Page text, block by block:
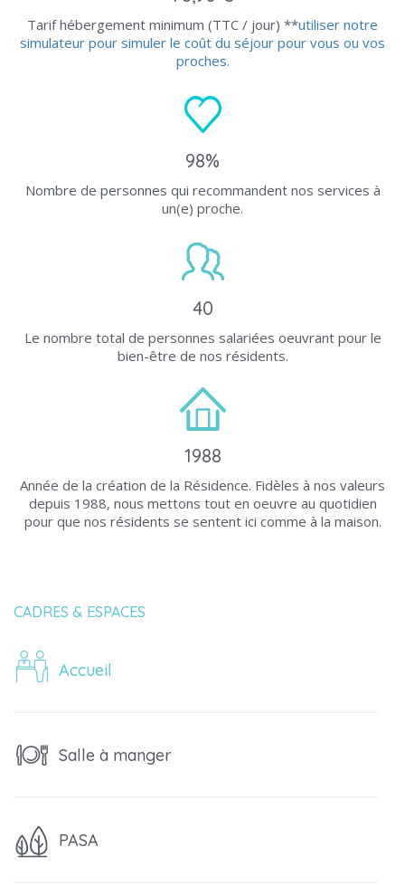
Tarif hébergement minimum (TTC / jour) **utiliser notre
simulateur pour simuler le coût du séjour pour vous ou vos
proches.
98%
Nombre de personnes qui recommandent nos services à
un(e) proche.
40
Le nombre total de personnes salariées oeuvrant pour le
bien-être de nos résidents.
1988
Année de la création de la Résidence. Fidèles à nos valeurs
depuis 1988, nous mettons tout en oeuvre au quotidien
pour que nos résidents se sentent ici comme à la maison.
CADRES & ESPACES
Accueil
Salle à manger
PASA